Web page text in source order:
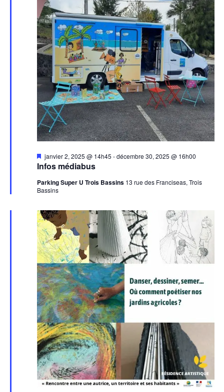
Infos médiabus
Mis
en
avant
janvier 2, 2025 @ 14h45 -décembre 30, 2025 @ 16h00
Parking Super U Trois Bassins 13 rue des Franciseas, Trois
Bassins